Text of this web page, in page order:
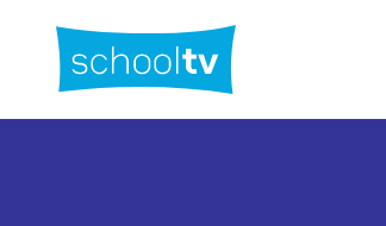
hoofdinhoud